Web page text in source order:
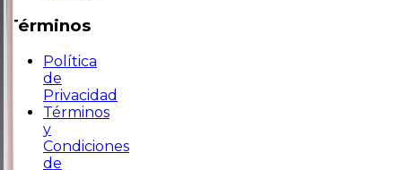
Términos
Política
de
Privacidad
Términos
y
Condiciones
de